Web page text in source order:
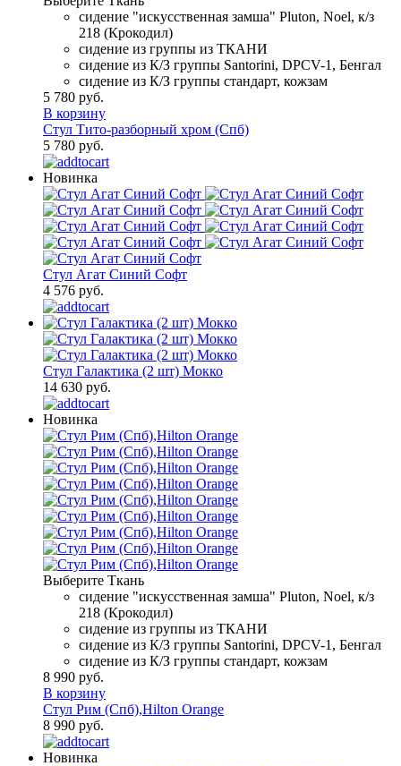
сидение "искусственная замша" Pluton, Noel, к/з
218 (Крокодил)
сидение из группы из ТКАНИ
сидение из К/З группы Santorini, DPCV-1, Бенгал
сидение из К/З группы стандарт, кожзам
5 780 руб.
В корзину
Стул Тито-разборный хром (Спб)
5 780 руб.
Новинка
Стул Агат Синий Софт
4 576 руб.
Стул Галактика (2 шт) Мокко
14 630 руб.
Новинка
Выберите Ткань
сидение "искусственная замша" Pluton, Noel, к/з
218 (Крокодил)
сидение из группы из ТКАНИ
сидение из К/З группы Santorini, DPCV-1, Бенгал
сидение из К/З группы стандарт, кожзам
8 990 руб.
В корзину
Стул Рим (Спб),Hilton Orange
8 990 руб.
Новинка